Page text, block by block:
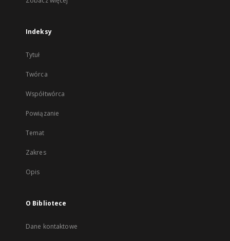
Indeksy
Tytuł
Twórca
Współtwórca
Powiązanie
Temat
Zakres
Opis
O Bibliotece
Dane kontaktowe